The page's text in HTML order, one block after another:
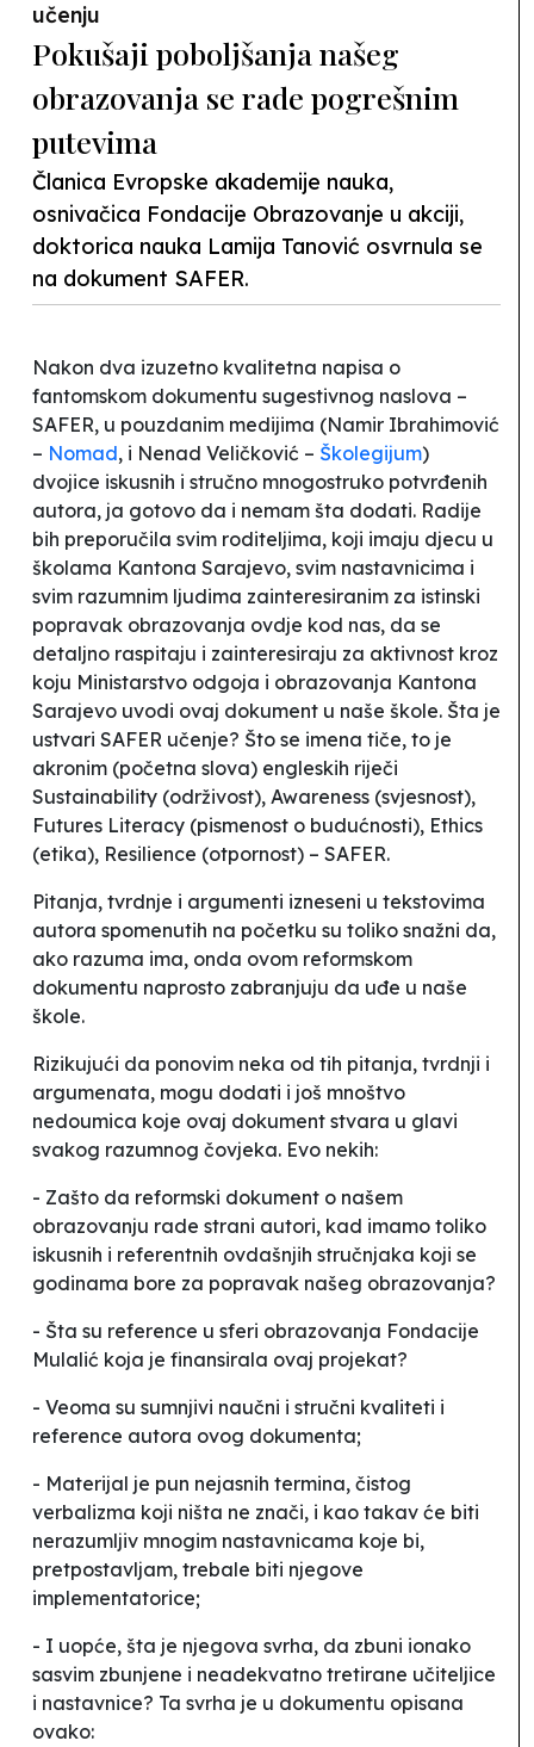
učenju
Pokušaji poboljšanja našeg
obrazovanja se rade pogrešnim
putevima
Članica Evropske akademije nauka,
osnivačica Fondacije Obrazovanje u akciji,
doktorica nauka Lamija Tanović osvrnula se
na dokument SAFER.
Nakon dva izuzetno kvalitetna napisa o
fantomskom dokumentu sugestivnog naslova –
SAFER, u pouzdanim medijima (Namir Ibrahimović
– Nomad, i Nenad Veličković – Školegijum)
dvojice iskusnih i stručno mnogostruko potvrđenih
autora, ja gotovo da i nemam šta dodati. Radije
bih preporučila svim roditeljima, koji imaju djecu u
školama Kantona Sarajevo, svim nastavnicima i
svim razumnim ljudima zainteresiranim za istinski
popravak obrazovanja ovdje kod nas, da se
detaljno raspitaju i zainteresiraju za aktivnost kroz
koju Ministarstvo odgoja i obrazovanja Kantona
Sarajevo uvodi ovaj dokument u naše škole. Šta je
ustvari SAFER učenje? Što se imena tiče, to je
akronim (početna slova) engleskih riječi
Sustainability (održivost), Awareness (svjesnost),
Futures Literacy (pismenost o budućnosti), Ethics
(etika), Resilience (otpornost) – SAFER.
Pitanja, tvrdnje i argumenti izneseni u tekstovima
autora spomenutih na početku su toliko snažni da,
ako razuma ima, onda ovom reformskom
dokumentu naprosto zabranjuju da uđe u naše
škole.
Rizikujući da ponovim neka od tih pitanja, tvrdnji i
argumenata, mogu dodati i još mnoštvo
nedoumica koje ovaj dokument stvara u glavi
svakog razumnog čovjeka. Evo nekih:
- Zašto da reformski dokument o našem
obrazovanju rade strani autori, kad imamo toliko
iskusnih i referentnih ovdašnjih stručnjaka koji se
godinama bore za popravak našeg obrazovanja?
- Šta su reference u sferi obrazovanja Fondacije
Mulalić koja je finansirala ovaj projekat?
- Veoma su sumnjivi naučni i stručni kvaliteti i
reference autora ovog dokumenta;
- Materijal je pun nejasnih termina, čistog
verbalizma koji ništa ne znači, i kao takav će biti
nerazumljiv mnogim nastavnicama koje bi,
pretpostavljam, trebale biti njegove
implementatorice;
- I uopće, šta je njegova svrha, da zbuni ionako
sasvim zbunjene i neadekvatno tretirane učiteljice
i nastavnice? Ta svrha je u dokumentu opisana
ovako: